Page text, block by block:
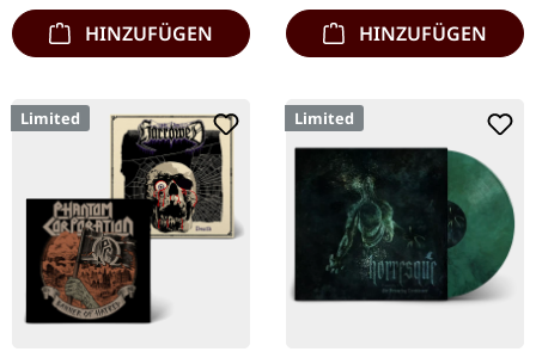
HINZUFÜGEN HINZUFÜGEN
Limited Limited